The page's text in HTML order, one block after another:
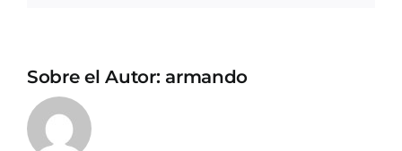
Sobre el Autor: armando